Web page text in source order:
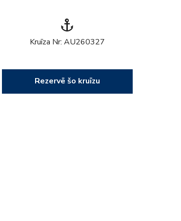
anchor
Kruīza Nr: AU260327
Rezervē šo kruīzu